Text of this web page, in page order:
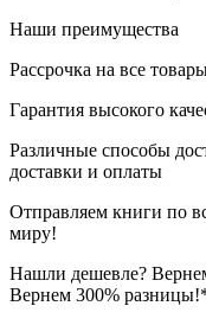
Наши преимущества
Рассрочка на все
Гарантия высокого
Различные способы
доставки и оплаты
Отправляем книги по
миру!
Нашли дешевле?
Вернем 300%